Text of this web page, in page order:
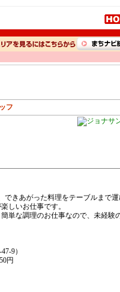
フ
きあがった料理をテーブルまで
しいお仕事です。
単な調理のお仕事なので、未経験
9）
円